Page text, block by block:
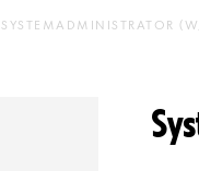
SYSTEMADMINISTRATOR